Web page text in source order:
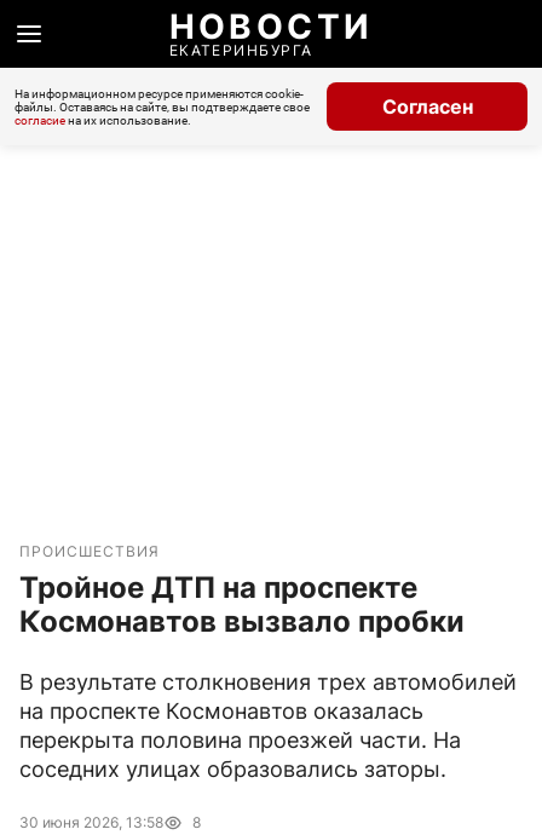
НОВОСТИ
ЕКАТЕРИНБУРГА
На информационном ресурсе применяются cookie-
файлы. Оставаясь на сайте, вы подтверждаете свое
согласиена их использование.
Согласен
ПРОИСШЕСТВИЯ
Тройное ДТП на проспекте
Космонавтов вызвало пробки
В результате столкновения трех автомобилей
на проспекте Космонавтов оказалась
перекрыта половина проезжей части. На
соседних улицах образовались заторы.
30 июня 2026, 13:58 8